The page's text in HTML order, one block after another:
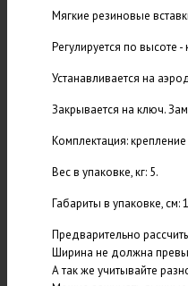
Мягкие резиновые
Регулируется по высоте
Устанавливается на
Закрывается на ключ.
Комплектация:
Вес в упаковке, кг: 5.
Габариты в упаковке, см:
Предварительно
Ширина не должна
А так же учитывайте